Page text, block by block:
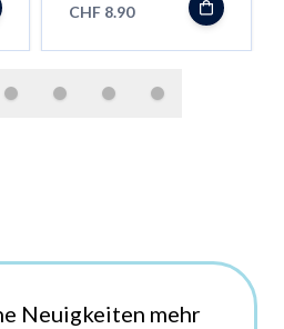
CHF 8.90
Neuigkeiten mehr